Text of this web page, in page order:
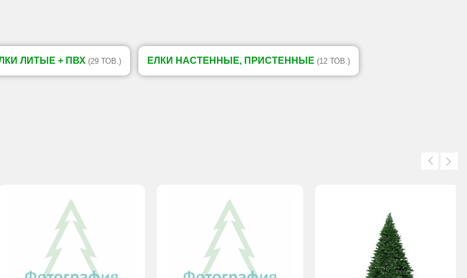
ЛИТЫЕ + ПВХ (29 ТОВ.) ЕЛКИ НАСТЕННЫЕ, ПРИСТЕННЫЕ (12 ТОВ.)